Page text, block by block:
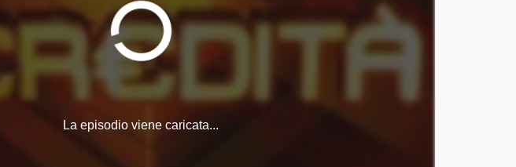
La episodio viene caricata...